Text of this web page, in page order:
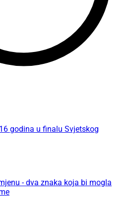
godina u finalu Svjetskog
- dva znaka koja bi mogla